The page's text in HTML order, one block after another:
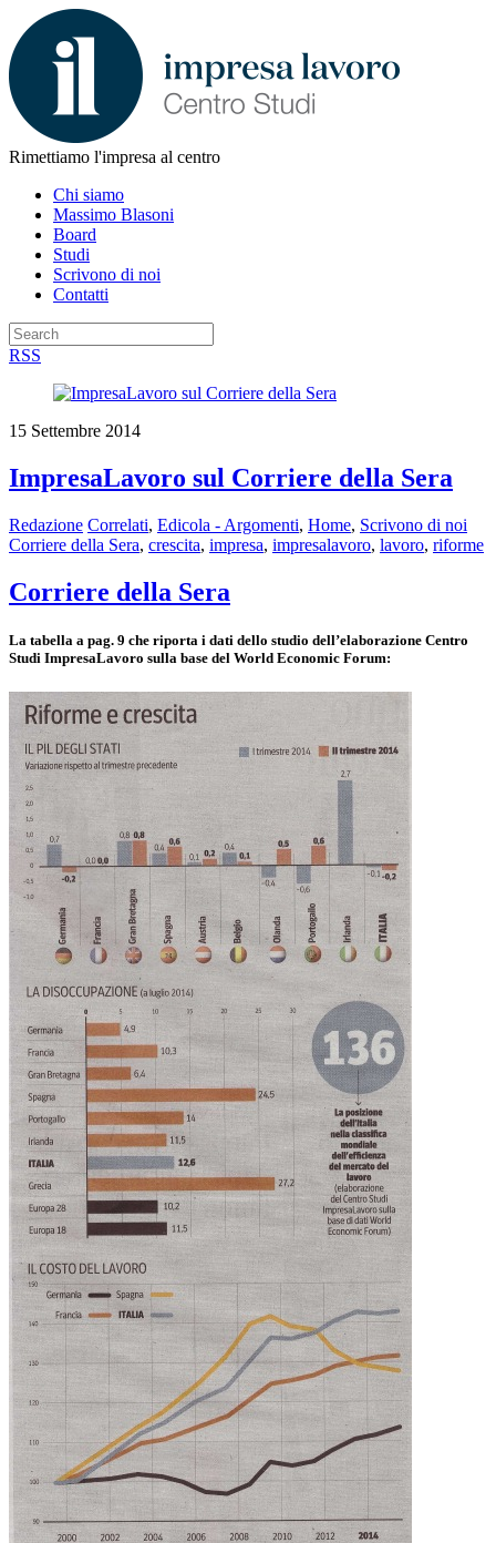
Rimettiamo l'impresa al centro
Chi siamo
Massimo Blasoni
Board
Studi
Scrivono di noi
Contatti
RSS
15 Settembre 2014
ImpresaLavoro sul Corriere della Sera
Redazione Correlati, Edicola - Argomenti, Home, Scrivono di noi
Corriere della Sera, crescita, impresa, impresalavoro, lavoro, riforme
Corriere della Sera
La tabella a pag. 9 che riporta i dati dello studio dell’elaborazione Centro
Studi ImpresaLavoro sulla base del World Economic Forum: